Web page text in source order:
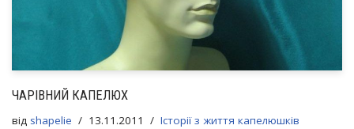
ЧАРІВНИЙ КАПЕЛЮХ
від shapelie 13.11.2011 Історії з життя капелюшків